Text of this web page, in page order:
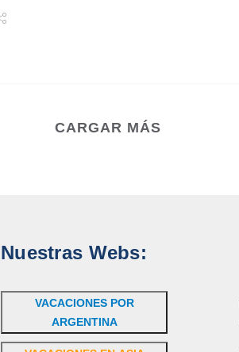
CARGAR MÁS
Nuestras Webs:
VACACIONES POR
ARGENTINA